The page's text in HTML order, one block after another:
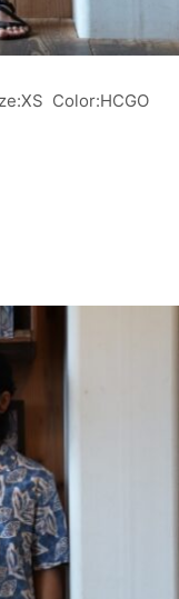
Color:HCGO